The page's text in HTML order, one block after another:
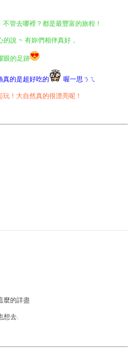
管去哪裡？都是最豐富的旅程！
說 ~ 有妳們相伴真好，
眼的足跡
真的是超好吃的 喔一思ㄋㄟ
！大自然真的很漂亮呢！
麼的詳盡
想去.